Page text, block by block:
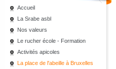
Accueil
La Srabe asbl
Nos valeurs
Le rucher école - Formation
Activités apicoles
La place de l'abeille à Bruxelles